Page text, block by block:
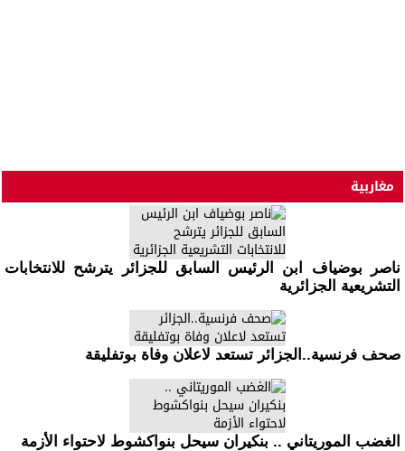
مغاربية
ناصر بوضياف ابن الرئيس السابق للجزائر يترشح للانتخابات
التشريعية الجزائرية
صحف فرنسية..الجزائر تستعد لاعلان وفاة بوتفليقة
الغضب الموريتاني .. بنكيران سيحل بنواكشوط لاحتواء الأزمة